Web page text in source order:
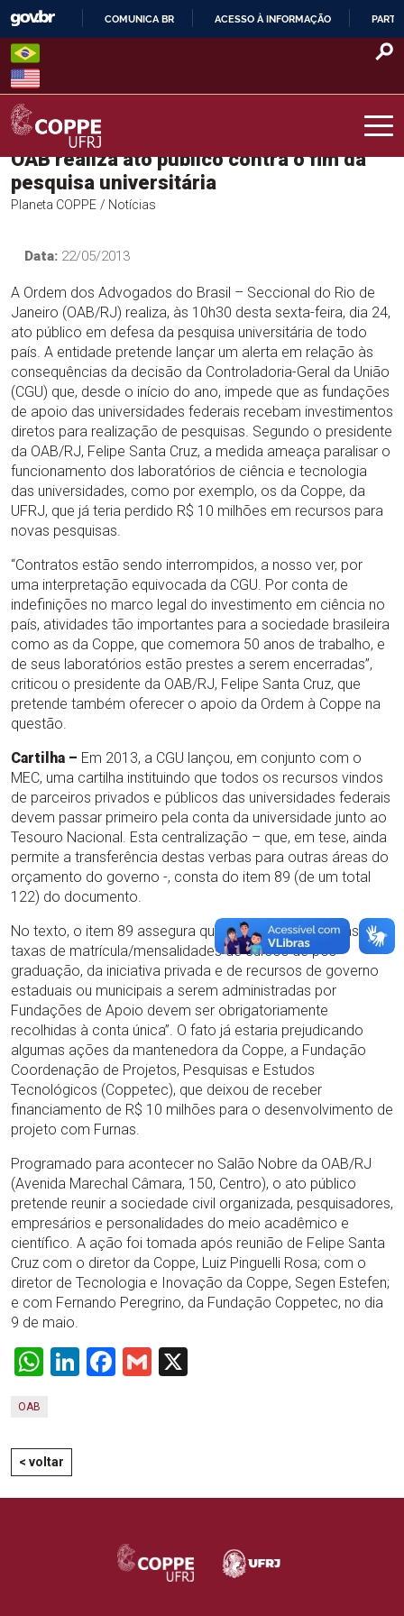
Skip
content
O
COMUNICA BR ACESSO À INFORMAÇÃO
COPPE – UFRJ
OAB realiza ato público contra o fim da
pesquisa universitária
Planeta COPPE / Notícias
Data: 22/05/2013
A Ordem dos Advogados do Brasil – Seccional do Rio de
Janeiro (OAB/RJ) realiza, às 10h30 desta sexta-feira, dia 24,
ato público em defesa da pesquisa universitária de todo
país. A entidade pretende lançar um alerta em relação às
consequências da decisão da Controladoria-Geral da União
(CGU) que, desde o início do ano, impede que as fundações
de apoio das universidades federais recebam investimentos
diretos para realização de pesquisas. Segundo o presidente
da OAB/RJ, Felipe Santa Cruz, a medida ameaça paralisar o
funcionamento dos laboratórios de ciência e tecnologia
das universidades, como por exemplo, os da Coppe, da
UFRJ, que já teria perdido R$ 10 milhões em recursos para
novas pesquisas.
“Contratos estão sendo interrompidos, a nosso ver, por
uma interpretação equivocada da CGU. Por conta de
indefinições no marco legal do investimento em ciência no
país, atividades tão importantes para a sociedade brasileira
como as da Coppe, que comemora 50 anos de trabalho, e
de seus laboratórios estão prestes a serem encerradas”,
criticou o presidente da OAB/RJ, Felipe Santa Cruz, que
pretende também oferecer o apoio da Ordem à Coppe na
questão.
Cartilha – Em 2013, a CGU lançou, em conjunto com o
MEC, uma cartilha instituindo que todos os recursos vindos
de parceiros privados e públicos das universidades federais
devem passar primeiro pela conta da universidade junto ao
Tesouro Nacional. Esta centralização – que, em tese, ainda
permite a transferência destas verbas para outras áreas do
orçamento do governo -, consta do item 89 (de um total
122) do documento.
No texto, o item 89 assegura que “as receitas oriundas de
taxas de matrícula/mensalidades de cursos de pós-
graduação, da iniciativa privada e de recursos de governo
estaduais ou municipais a serem administradas por
Fundações de Apoio devem ser obrigatoriamente
recolhidas à conta única”. O fato já estaria prejudicando
algumas ações da mantenedora da Coppe, a Fundação
Coordenação de Projetos, Pesquisas e Estudos
Tecnológicos (Coppetec), que deixou de receber
financiamento de R$ 10 milhões para o desenvolvimento de
projeto com Furnas.
Programado para acontecer no Salão Nobre da OAB/RJ
(Avenida Marechal Câmara, 150, Centro), o ato público
pretende reunir a sociedade civil organizada, pesquisadores,
empresários e personalidades do meio acadêmico e
científico. A ação foi tomada após reunião de Felipe Santa
Cruz com o diretor da Coppe, Luiz Pinguelli Rosa; com o
diretor de Tecnologia e Inovação da Coppe, Segen Estefen;
e com Fernando Peregrino, da Fundação Coppetec, no dia
9 de maio.
WhatsApp
LinkedIn
Facebook
Gmail
OAB
< voltar